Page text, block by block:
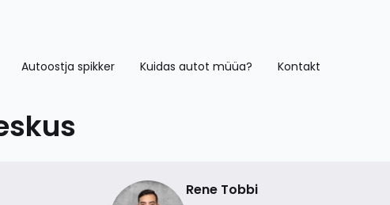
Autoostja spikker Kuidas autot müüa? Kontakt
Rene Tobbi